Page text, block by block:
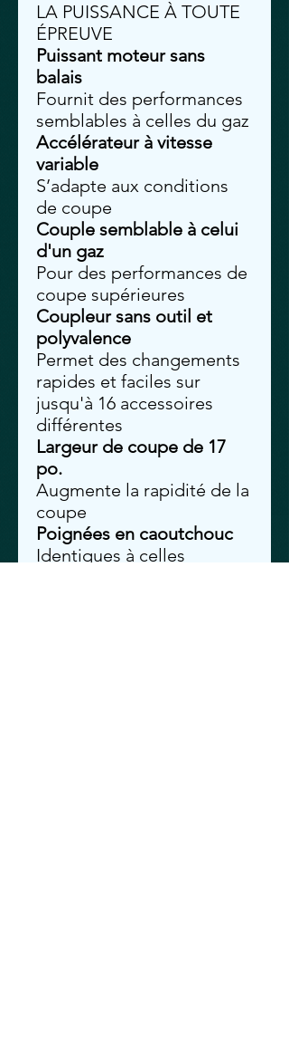
LA PUISSANCE À TOUTE
ÉPREUVE
Puissant moteur sans
balais
Fournit des performances
semblables à celles du gaz
Accélérateur à vitesse
variable
S’adapte aux conditions
de coupe
Couple semblable à celui
d'un gaz
Pour des performances de
coupe supérieures
Coupleur sans outil et
polyvalence
Permet des changements
rapides et faciles sur
jusqu'à 16 accessoires
différentes
Largeur de coupe de 17
po.
Augmente la rapidité de la
coupe
Poignées en caoutchouc
Identiques à celles